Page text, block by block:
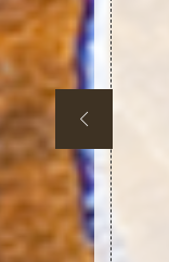
des
appel à
tapis à
permettant